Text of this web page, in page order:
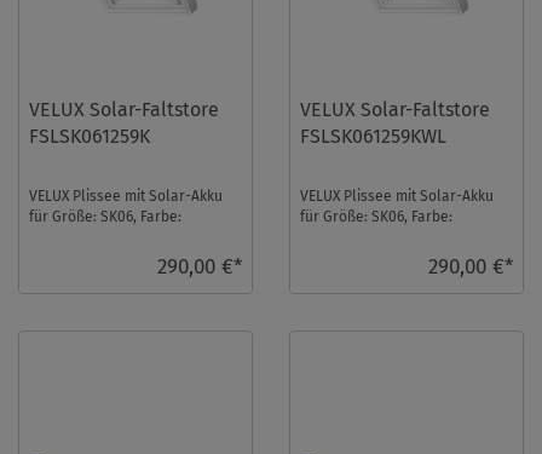
VELUX Solar-Faltstore
FSLSK061259K
VELUX Plissee mit Solar-Akku
für Größe: SK06, Farbe:
semitransparent, io- ...290,00 €*
VELUX Solar-Faltstore
FSLSK061259KWL
VELUX Plissee mit Solar-Akku
für Größe: SK06, Farbe:
semitransparent, ...290,00 €*